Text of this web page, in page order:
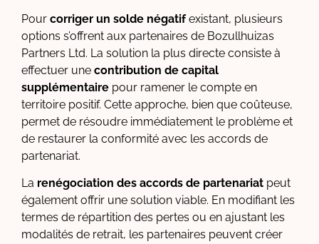
Pour corriger un solde négatifexistant, plusieurs
options s’offrent aux partenaires de Bozullhuizas
Partners Ltd. La solution la plus directe consiste à
effectuer une contribution de capital
supplémentaire pour ramener le compte en
territoire positif. Cette approche, bien que coûteuse,
permet de résoudre immédiatement le problème et
de restaurer la conformité avec les accords de
partenariat.
La renégociation des accords de partenariat peut
également offrir une solution viable. En modifiant les
termes de répartition des pertes ou en ajustant les
modalités de retrait, les partenaires peuvent créer